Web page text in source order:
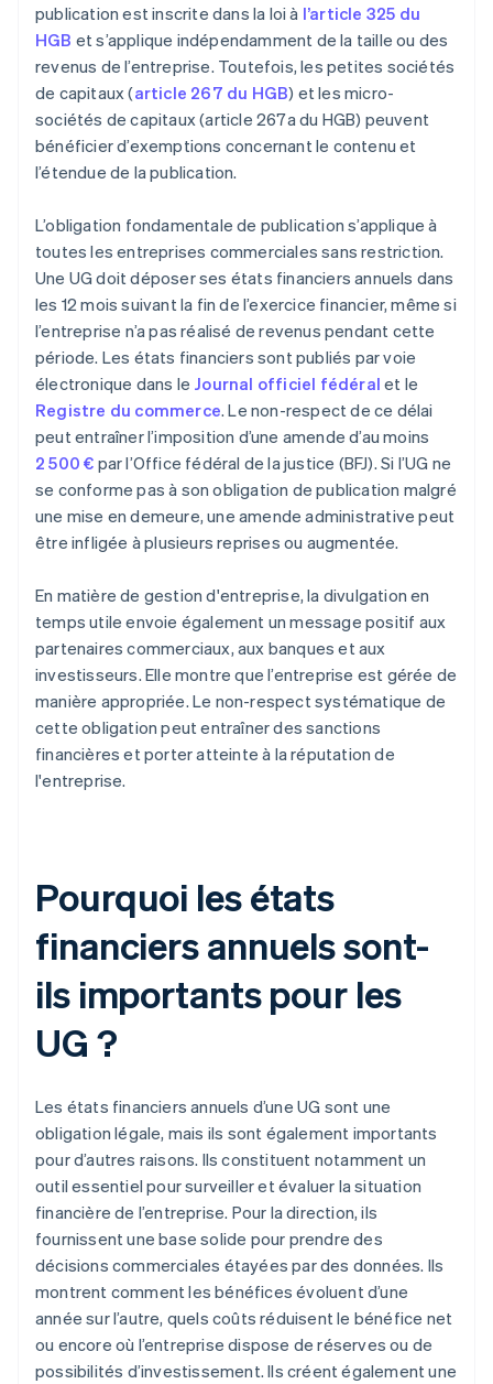
publication est inscrite dans la loi à l’article 325 du
HGB et s’applique indépendamment de la taille ou des
revenus de l’entreprise. Toutefois, les petites sociétés
de capitaux (article 267 du HGB) et les micro-
sociétés de capitaux (article 267a du HGB) peuvent
bénéficier d’exemptions concernant le contenu et
l’étendue de la publication.
L’obligation fondamentale de publication s’applique à
toutes les entreprises commerciales sans restriction.
Une UG doit déposer ses états financiers annuels dans
les 12 mois suivant la fin de l’exercice financier, même si
l’entreprise n’a pas réalisé de revenus pendant cette
période. Les états financiers sont publiés par voie
électronique dans le Journal officiel fédéral et le
Registre du commerce. Le non-respect de ce délai
peut entraîner l’imposition d’une amende d’au moins
2 500 € par l’Office fédéral de la justice (BFJ). Si l’UG ne
se conforme pas à son obligation de publication malgré
une mise en demeure, une amende administrative peut
être infligée à plusieurs reprises ou augmentée.
En matière de gestion d'entreprise, la divulgation en
temps utile envoie également un message positif aux
partenaires commerciaux, aux banques et aux
investisseurs. Elle montre que l’entreprise est gérée de
manière appropriée. Le non-respect systématique de
cette obligation peut entraîner des sanctions
financières et porter atteinte à la réputation de
l'entreprise.
Pourquoi les états
financiers annuels sont-
ils importants pour les
UG ?
Les états financiers annuels d’une UG sont une
obligation légale, mais ils sont également importants
pour d’autres raisons. Ils constituent notamment un
outil essentiel pour surveiller et évaluer la situation
financière de l’entreprise. Pour la direction, ils
fournissent une base solide pour prendre des
décisions commerciales étayées par des données. Ils
montrent comment les bénéfices évoluent d’une
année sur l’autre, quels coûts réduisent le bénéfice net
ou encore où l’entreprise dispose de réserves ou de
possibilités d’investissement. Ils créent également une